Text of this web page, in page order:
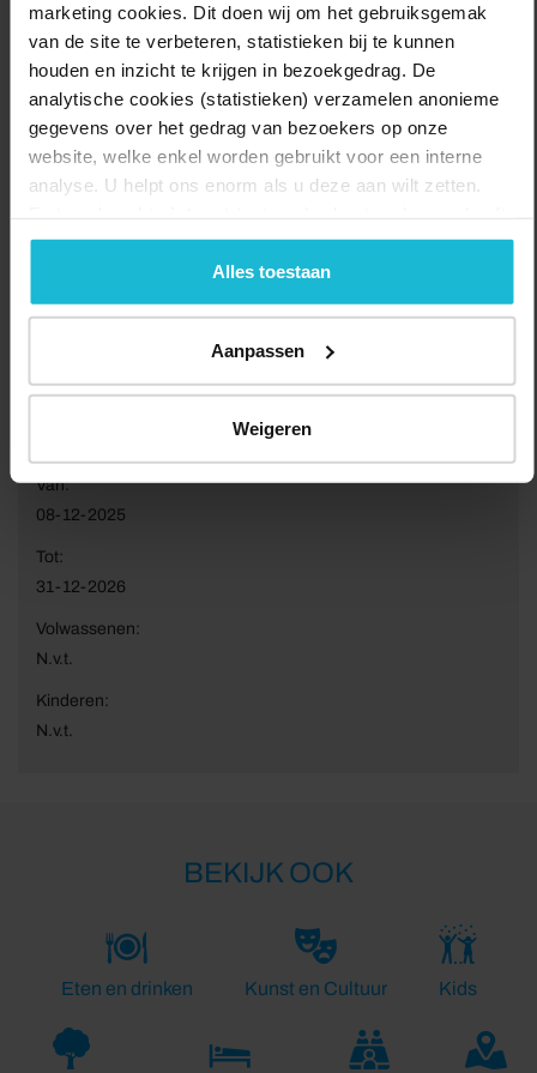
marketing cookies. Dit doen wij om het gebruiksgemak
van de site te verbeteren, statistieken bij te kunnen
houden en inzicht te krijgen in bezoekgedrag. De
analytische cookies (statistieken) verzamelen anonieme
gegevens over het gedrag van bezoekers op onze
website, welke enkel worden gebruikt voor een interne
analyse. U helpt ons enorm als u deze aan wilt zetten.
geen commerciële doelstelling. U kunt deze cookies via
de knoppen accepteren, beheren of weigeren.
Alles toestaan
Aanpassen
Weigeren
Bezoek de website Delen:
Van:
08-12-2025
Tot:
31-12-2026
Volwassenen:
N.v.t.
Kinderen:
N.v.t.
BEKIJK OOK
Eten en drinken Kunst en Cultuur Kids